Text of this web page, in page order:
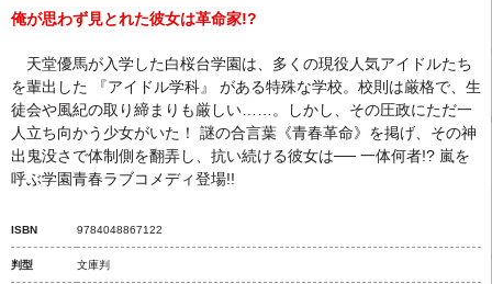
俺が思わず見とれた彼女は革命家!?
天堂優馬が入学した白桜台学園は、多くの現役人気アイドルたち
を輩出した 『アイドル学科』 がある特殊な学校。校則は厳格で、生
徒会や風紀の取り締まりも厳しい……。しかし、その圧政にただ一
人立ち向かう少女がいた！ 謎の合言葉《青春革命》を掲げ、その神
出鬼没さで体制側を翻弄し、抗い続ける彼女は── 一体何者!? 嵐を
呼ぶ学園青春ラブコメディ登場!!
ISBN 9784048867122
判型 文庫判